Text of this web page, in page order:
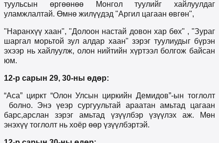
туульсын өргөөнөө Монгол туулийг хайлуулдаг
уламжлалтай. Өмнө жилүүдэд "Аргил цагаан өвгөн",
"Наранхүү хаан", "Долоон настай довон хар бөх" , "Зураг
шаргал морьтой зул алдар хаан" зэрэг туулиудыг бүрэн
эхээр нь хайлуулж, олон нийтийн хүртээл болгож байсан
юм.
12-р сарын 29, 30-ны өдөр:
“Аса” циркт “Олон Улсын циркийн Демидов”-ын тоглолт
болно. Энэ үеэр сургуультай араатан амьтад цагаан
барс,арслан зэрэг амьтад үзүүлбэр үзүүлэх аж. Мөн
энэхүү тоглолт нь хоёр өөр үзүүлбэртэй.